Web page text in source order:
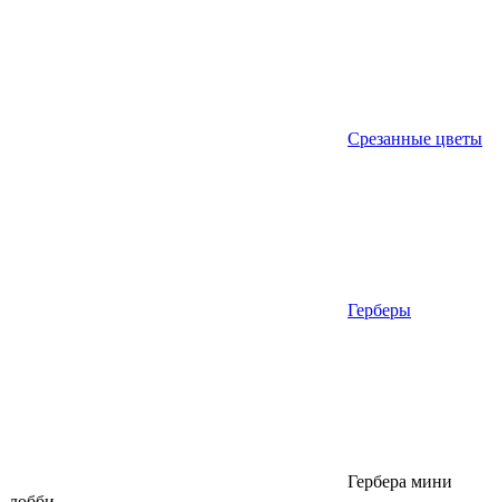
Срезанные цветы
Герберы
Гербера мини